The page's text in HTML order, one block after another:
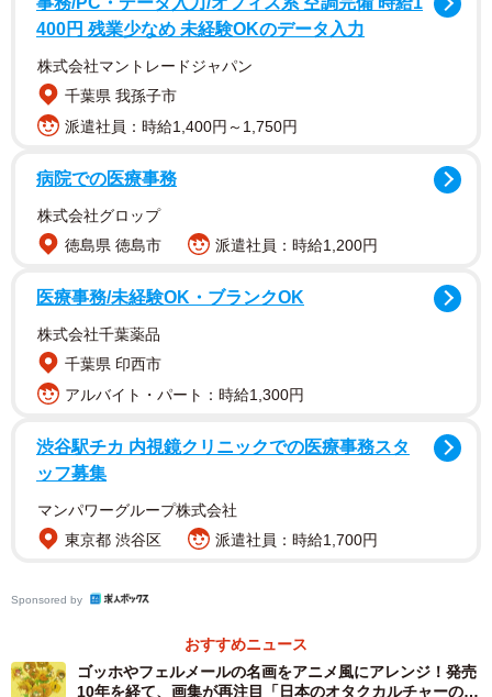
またがったナポレオンを描いた「サン＝ベルナール峠を越
えるボナパルト」。片桐さんが「ダヴィッド工房の作品の
小ささが目に付きます」。ナポレオンと聞いて、だれもが
イメージするおなじみの絵だ。会場には縦73センチ、横59
「実際に見ると『思ったより大きい』『思ったより小さ
い』などと感じて面白い。その絵の迫力が感じられます。
写真で知っていても本物を見ると、油絵は特に色味が気に
ごいカリスマがいるぞ、とヨーロッパ中にばらまいたので
しょう。絵でこういう人がいますよと知らしめなきゃいけ
400円 残業少なめ 未経験OKのデータ入力
株式会社マントレードジャパン
千葉県 我孫子市
派遣社員：時給1,400円～1,750円
病院での医療事務
株式会社グロップ
徳島県 徳島市
派遣社員：時給1,200円
医療事務/未経験OK・ブランクOK
株式会社千葉薬品
千葉県 印西市
アルバイト・パート：時給1,300円
渋谷駅チカ 内視鏡クリニックでの医療事務スタ
ッフ募集
マンパワーグループ株式会社
東京都 渋谷区
派遣社員：時給1,700円
Sponsored by
おすすめニュース
ゴッホやフェルメールの名画をアニメ風にアレンジ！発売
10年を経て、画集が再注目「日本のオタクカルチャーの凄